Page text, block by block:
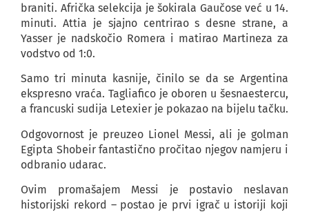
braniti. Afrička selekcija je šokirala Gaučose već u 14.
minuti. Attia je sjajno centrirao s desne strane, a
Yasser je nadskočio Romera i matirao Martineza za
vodstvo od 1:0.
Samo tri minuta kasnije, činilo se da se Argentina
ekspresno vraća. Tagliafico je oboren u šesnaestercu,
a francuski sudija Letexier je pokazao na bijelu tačku.
Odgovornost je preuzeo Lionel Messi, ali je golman
Egipta Shobeir fantastično pročitao njegov namjeru i
odbranio udarac.
Ovim promašajem Messi je postavio neslavan
historijski rekord – postao je prvi igrač u istoriji koji